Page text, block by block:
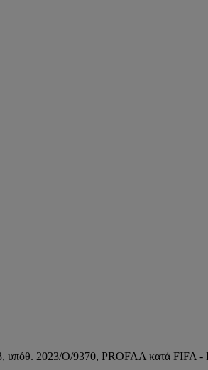
2023/O/9370, PROFAA κατά FIFA -